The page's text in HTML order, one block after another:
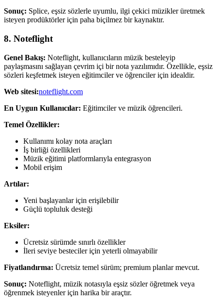
Sonuç: Splice, eşsiz sözlerle uyumlu, ilgi çekici müzikler üretmek
isteyen prodüktörler için paha biçilmez bir kaynaktır.
8. Noteflight
Genel Bakış: Noteflight, kullanıcıların müzik besteleyip
paylaşmasını sağlayan çevrim içi bir nota yazılımıdır. Özellikle, eşsiz
sözleri keşfetmek isteyen eğitimciler ve öğrenciler için idealdir.
Web sitesi:noteflight.com
En Uygun Kullanıcılar: Eğitimciler ve müzik öğrencileri.
Temel Özellikler:
Kullanımı kolay nota araçları
İş birliği özellikleri
Müzik eğitimi platformlarıyla entegrasyon
Mobil erişim
Artılar:
Yeni başlayanlar için erişilebilir
Güçlü topluluk desteği
Eksiler:
Ücretsiz sürümde sınırlı özellikler
İleri seviye besteciler için yeterli olmayabilir
Fiyatlandırma: Ücretsiz temel sürüm; premium planlar mevcut.
Sonuç: Noteflight, müzik notasıyla eşsiz sözler öğretmek veya
öğrenmek isteyenler için harika bir araçtır.